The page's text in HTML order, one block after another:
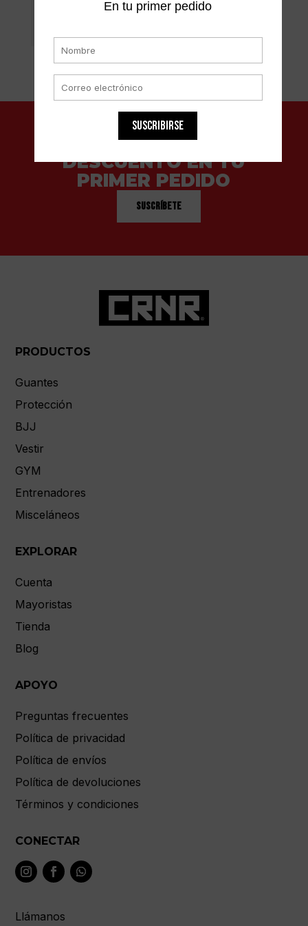
mayoristas y aproveche todas estas
OBTÉN UN 5% DE
DESCUENTO EN TU
PRIMER PEDIDO
Suscríbete
PRODUCTOS
Guantes
Protección
BJJ
Vestir
GYM
Entrenadores
Misceláneos
EXPLORAR
Cuenta
Mayoristas
Tienda
Blog
APOYO
Preguntas frecuentes
Política de privacidad
Política de envíos
Política de devoluciones
Términos y condiciones
CONECTAR
Llámanos
En tu primer pedido
SUSCRIBIRSE